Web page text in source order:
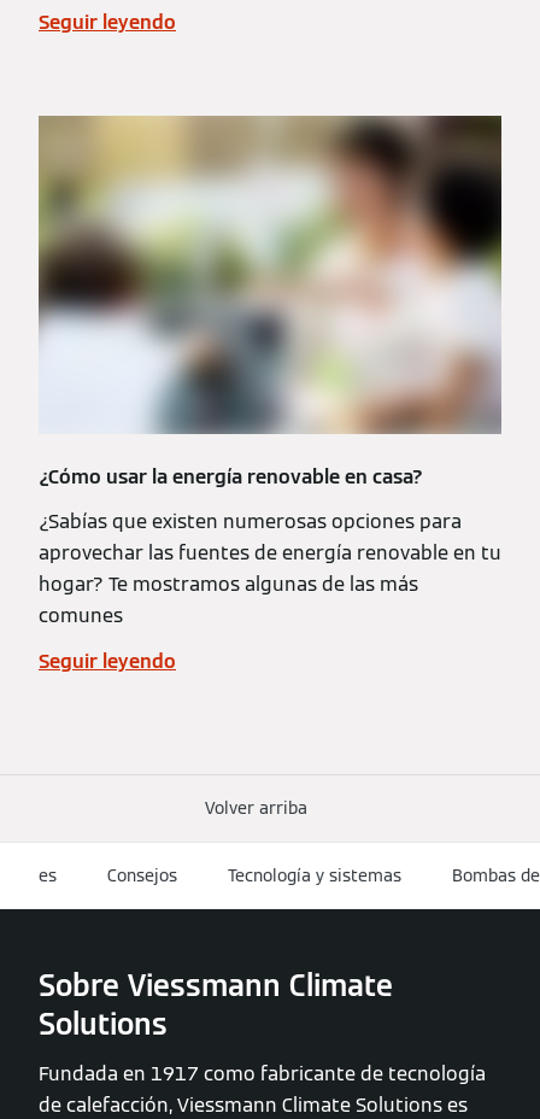
Seguir leyendo
¿Cómo usar la energía renovable en casa?
¿Sabías que existen numerosas opciones para
aprovechar las fuentes de energía renovable en tu
hogar? Te mostramos algunas de las más
comunes
Seguir leyendo
Volver arriba
es Consejos Tecnología y sistemas Bombas
Sobre Viessmann Climate
Solutions
Fundada en 1917 como fabricante de tecnología
de calefacción, Viessmann Climate Solutions es